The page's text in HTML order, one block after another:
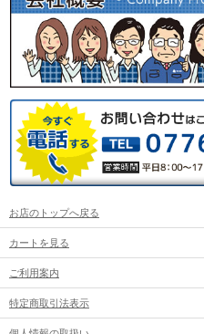
お店のトップへ戻る
カートを見る
ご利用案内
特定商取引法表示